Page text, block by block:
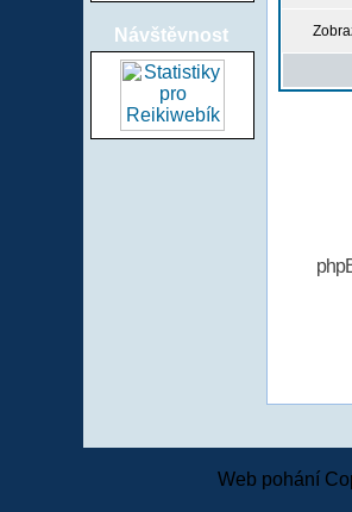
Návštěvnost
Web pohání